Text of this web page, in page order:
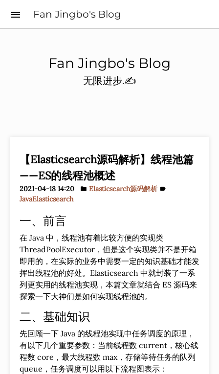
menu Fan Jingbo's Blog
Fan Jingbo's Blog
无限进步.✍️
【Elasticsearch源码解析】线程池篇
——ES的线程池概述
2021-04-18 14:20 folder Elasticsearch源码解析 label
JavaElasticsearch
一、前言
在 Java 中，线程池有着比较方便的实现类
ThreadPoolExecutor，但是这个实现类并不是开箱
即用的，在实际的业务中需要一定的知识基础才能发
挥出线程池的好处。Elasticsearch 中就封装了一系
列更实用的线程池实现，本篇文章就结合 ES 源码来
探索一下大神们是如何实现线程池的。
二、基础知识
先回顾一下 Java 的线程池实现中任务调度的原理，
有以下几个重要参数：当前线程数 current，核心线
程数 core，最大线程数 max，存储等待任务的队列
queue，任务调度可以用以下流程图表示：